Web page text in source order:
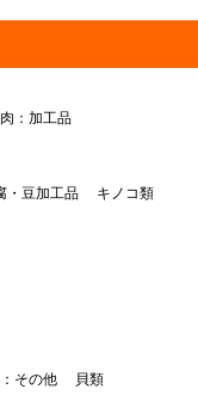
肉：加工品
・豆加工品
キノコ類
その他 貝類